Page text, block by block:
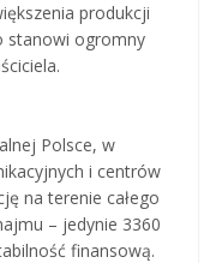
produkcji
stanowi ogromny
Polsce, w
i centrów
na terenie całego
– jedynie 3360
finansową.